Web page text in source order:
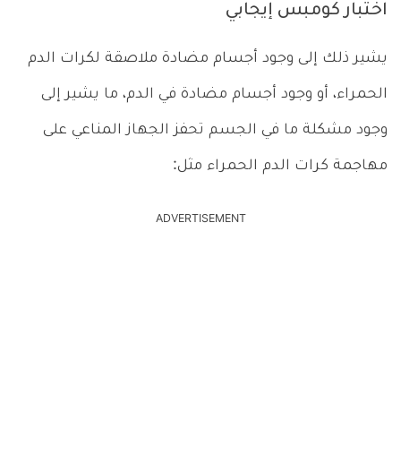
اختبار كومبس إيجابي
يشير ذلك إلى وجود أجسام مضادة ملاصقة لكرات الدم
الحمراء، أو وجود أجسام مضادة في الدم، ما يشير إلى
وجود مشكلة ما في الجسم تحفز الجهاز المناعي على
مهاجمة كرات الدم الحمراء مثل:
ADVERTISEMENT